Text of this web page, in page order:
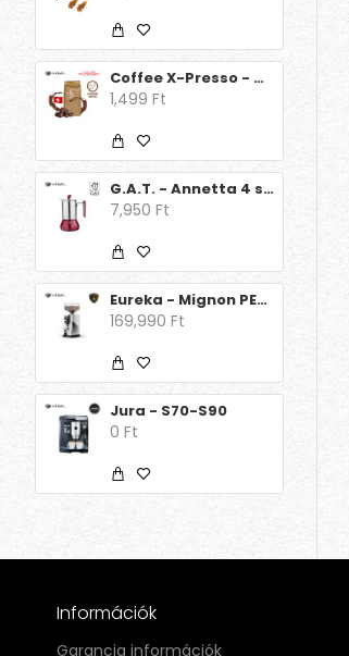
Coffee X-Presso - Aroma Decaff Svájci csoki
1,499 Ft
G.A.T. - Annetta 4 személyes
7,950 Ft
Eureka - Mignon PERFETTO 16CR
169,990 Ft
Jura - S70-S90
0 Ft
Információk
Garancia információk